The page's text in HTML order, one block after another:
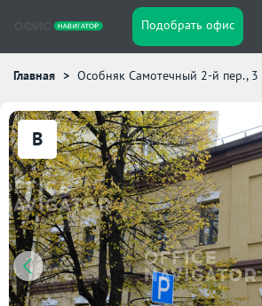
Подобрать офис
Главная Особняк Самотечный 2-й пер., 3
B